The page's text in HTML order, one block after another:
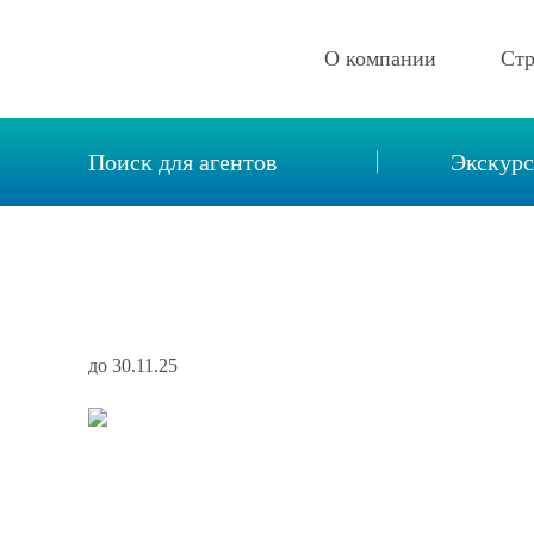
О компании
Описание компании
Новости
Поиск для агентов
до 30.11.25